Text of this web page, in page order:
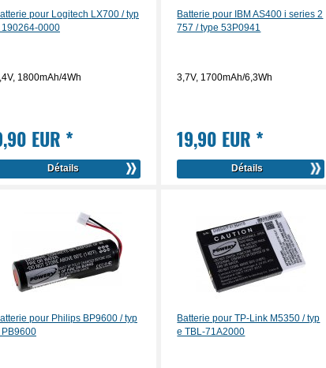
pour Logitech LX700 / typ
190264-0000
1800mAh/4Wh
EUR *
Détails
Batterie pour IBM AS400 i series 2
757 / type 53P0941
3,7V, 1700mAh/6,3Wh
19,90 EUR *
Détails
pour Philips BP9600 / typ
PB9600
Batterie pour TP-Link M5350 / typ
e TBL-71A2000